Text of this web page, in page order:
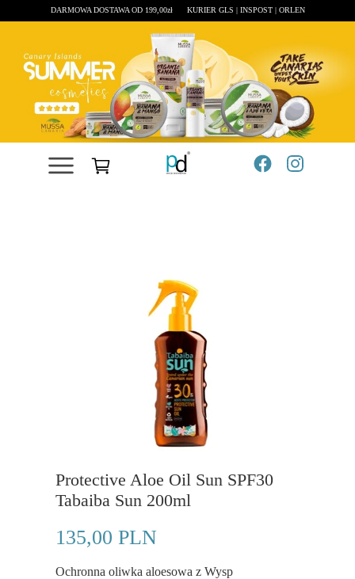
KURIER GLS | INSPOST | ORLEN
DARMOWA DOSTAWA OD 199,00zł
Ochronna oliwka aloesowa z Wysp
135,00 PLN
Protective Aloe Oil Sun SPF30
Tabaiba Sun 200ml